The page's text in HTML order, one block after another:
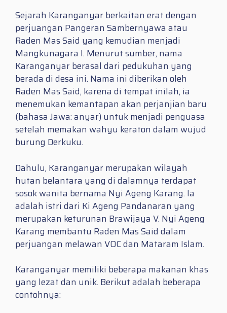
Sejarah Karanganyar berkaitan erat dengan
perjuangan Pangeran Sambernyawa atau
Raden Mas Said yang kemudian menjadi
Mangkunagara I. Menurut sumber, nama
Karanganyar berasal dari pedukuhan yang
berada di desa ini. Nama ini diberikan oleh
Raden Mas Said, karena di tempat inilah, ia
menemukan kemantapan akan perjanjian baru
(bahasa Jawa: anyar) untuk menjadi penguasa
setelah memakan wahyu keraton dalam wujud
burung Derkuku.
Dahulu, Karanganyar merupakan wilayah
hutan belantara yang di dalamnya terdapat
sosok wanita bernama Nyi Ageng Karang. Ia
adalah istri dari Ki Ageng Pandanaran yang
merupakan keturunan Brawijaya V. Nyi Ageng
Karang membantu Raden Mas Said dalam
perjuangan melawan VOC dan Mataram Islam.
Karanganyar memiliki beberapa makanan khas
yang lezat dan unik. Berikut adalah beberapa
contohnya: